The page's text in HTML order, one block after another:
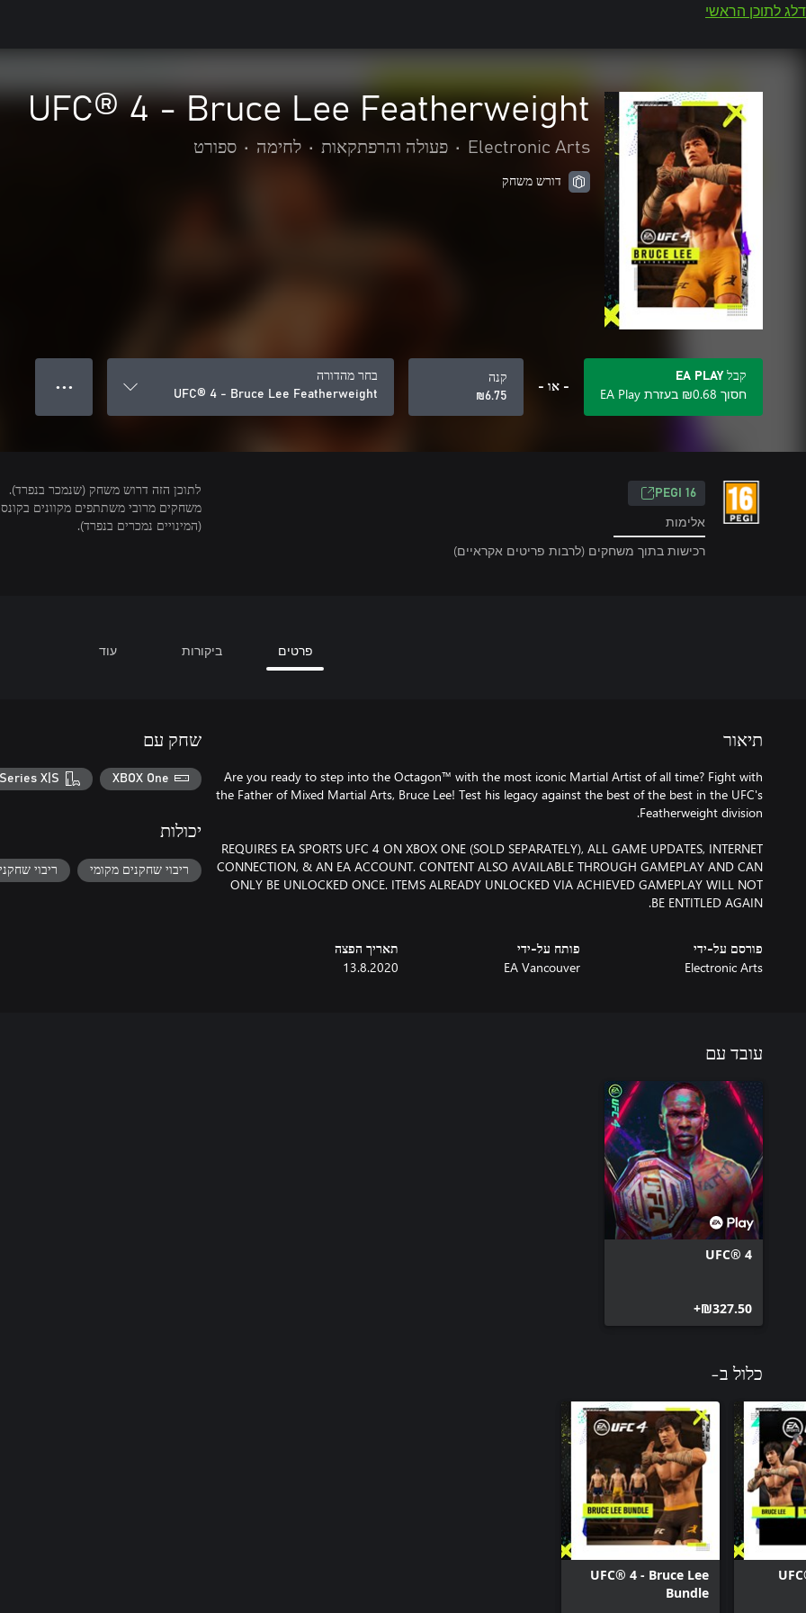
דלג לתוכן הראשי
UFC® 4 - Bruce Lee Featherweight
Electronic Arts
• פעולה והרפתקאות • לחימה • ספורט
דורש משחק
קבל EA PLAY
חסוך ‪₪‎0.68‬ בעזרת EA Play - או -
קנה
‪₪‎6.75‬
בחר מהדורה
UFC® 4 - Bruce Lee Featherweight
● ● ●
‎PEGI 16‎
אלימות
רכישות בתוך משחקים (לרבות פריטים אקראיים)
לתוכן הזה דרוש משחק (שנמכר בנפרד).
(המינויים נמכרים בנפרד).
פרטים ביקורות עוד
תיאור
Are you ready to step into the Octagon™ with the most iconic Martial Artist of all time? Fight with
the Father of Mixed Martial Arts, Bruce Lee! Test his legacy against the best of the best in the UFC's
REQUIRES EA SPORTS UFC 4 ON XBOX ONE (SOLD SEPARATELY), ALL GAME UPDATES, INTERNET
CONNECTION, & AN EA ACCOUNT. CONTENT ALSO AVAILABLE THROUGH GAMEPLAY AND CAN
ONLY BE UNLOCKED ONCE. ITEMS ALREADY UNLOCKED VIA ACHIEVED GAMEPLAY WILL NOT
BE ENTITLED AGAIN.
פורסם על-ידי
Electronic Arts
פותח על-ידי
EA Vancouver
תאריך הפצה
13.8.2020
שחק עם
XBOX One
X|S
יכולות
ריבוי שחקנים מקומי ריבוי
עובד עם
UFC® 4
‪₪‎327.50‬+
כלול ב-
UFC® 4 - Bruce Lee
Bundle